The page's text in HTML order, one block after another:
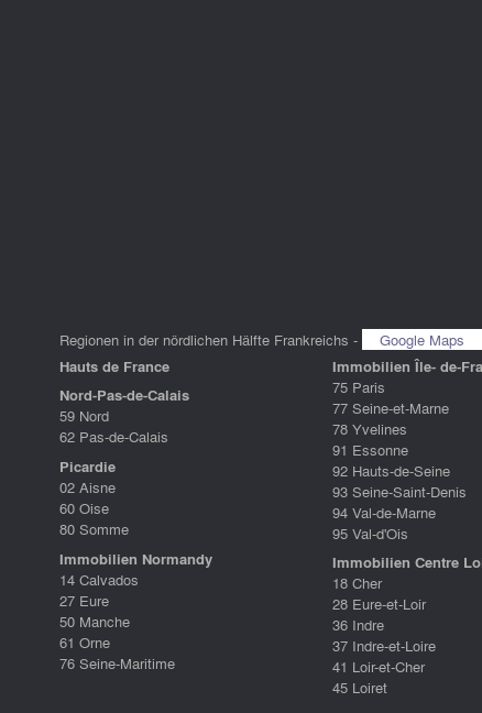
Regionen in der nördlichen Hälfte Frankreichs -
Google Maps
Hauts de France
Nord-Pas-de-Calais
59 Nord
62 Pas-de-Calais
Picardie
02 Aisne
60 Oise
80 Somme
Immobilien Normandy
14 Calvados
27 Eure
50 Manche
61 Orne
76 Seine-Maritime
Immobilien Île- de-
75 Paris
77 Seine-et-Marne
78 Yvelines
91 Essonne
92 Hauts-de-Seine
93 Seine-Saint-Denis
94 Val-de-Marne
95 Val-d'Ois
Immobilien Centre
18 Cher
28 Eure-et-Loir
36 Indre
37 Indre-et-Loire
41 Loir-et-Cher
45 Loiret